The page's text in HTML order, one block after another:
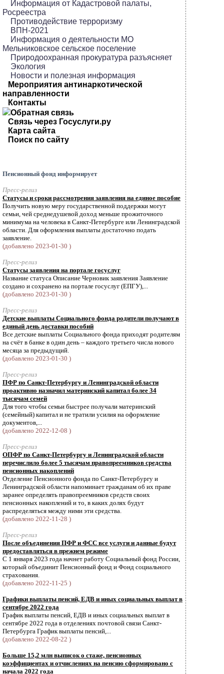
Информация от Кадастровой палаты,
Росреестра
Противодействие терроризму
ВПН-2021
Информация о деятельности МО
Мельниковское сельское поселение
Природоохранная прокуратура разъясняет
Экология
Новости и полезная информация
Мероприятия антинаркотической
направленности
Контакты
Обратная связь
Связь через Госуслуги.ру
Карта сайта
Поиск по сайту
Пенсионный фонд информирует
Пресс-релиз
Статусы и сроки рассмотрения заявления на единое пособие
Получить новую меру государственной поддержки могут
семьи, чей среднедушевой доход меньше прожиточного
минимума на человека в Санкт-Петербурге или Ленинградской
области. Для оформления выплаты достаточно подать
заявление.
(добавлено 2023-01-30 )
Пресс-релиз
Статусы заявления на портале госуслуг
Название статуса Описание Черновик заявления Заявление
создано и сохранено на портале госуслуг (ЕПГУ),...
(добавлено 2023-01-30 )
Пресс-релиз
Детские выплаты Социального фонда родители получают в
единый день доставки пособий
Все детские выплаты Социального фонда приходят родителям
на счёт в банке в один день – каждого третьего числа нового
месяца за предыдущий.
(добавлено 2023-01-30 )
Пресс-релиз
ПФР по Санкт-Петербургу и Ленинградской области
проактивно назначил материнский капитал более 34
тысячам семей
Для того чтобы семьи быстрее получали материнский
(семейный) капитал и не тратили усилия на оформление
документов,...
(добавлено 2022-12-08 )
Пресс-релиз
ОПФР по Санкт-Петербургу и Ленинградской области
перечислило более 5 тысячам правопреемников средства
пенсионных накоплений
Отделение Пенсионного фонда по Санкт-Петербургу и
Ленинградской области напоминает гражданам об их праве
заранее определять правопреемников средств своих
пенсионных накоплений и то, в каких долях будут
распределяться между ними эти средства.
(добавлено 2022-11-28 )
Пресс-релиз
После объединения ПФР и ФСС все услуги и данные будут
предоставляться в прежнем режиме
С 1 января 2023 года начнет работу Социальный фонд России,
который объединит Пенсионный фонд и Фонд социального
страхования.
(добавлено 2022-11-25 )
Графики выплаты пенсий, ЕДВ и иных социальных выплат в
сентябре 2022 года
График выплаты пенсий, ЕДВ и иных социальных выплат в
сентябре 2022 года в отделениях почтовой связи Санкт-
Петербурга График выплаты пенсий,...
(добавлено 2022-08-22 )
Больше 15,2 млн выписок о стаже, пенсионных
коэффициентах и отчислениях на пенсию сформировано с
начала 2022 года